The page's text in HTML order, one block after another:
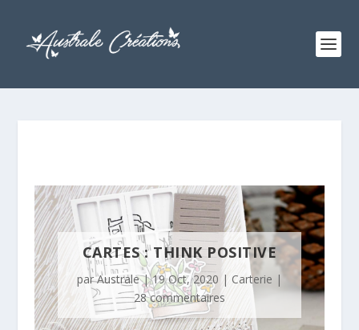
CARTES : THINK POSITIVE
parAustrale|19 Oct, 2020 | Carterie |
28 commentaires